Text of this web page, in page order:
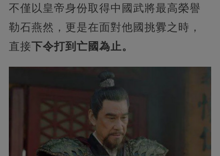
不僅以皇帝身份取得中國武將最高榮譽
勒石燕然，更是在面對他國挑釁之時，
直接下令打到亡國為止。